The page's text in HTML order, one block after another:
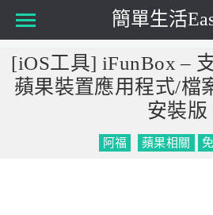
簡單生活
Main Menu
[iOS工具] iFunBox –
蘋果裝置應用程式/檔
安裝版
阿福 蘋果相關